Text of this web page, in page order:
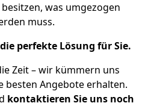
was umgezogen
muss.
perfekte Lösung für Sie.
Zeit – wir kümmern uns
besten Angebote erhalten.
kontaktieren Sie uns noch